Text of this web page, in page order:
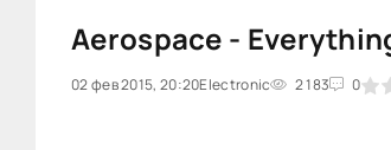
Aerospace -
02 фев 2015, 20:20Electronic 2 183 0
0 1 2 3 4 5